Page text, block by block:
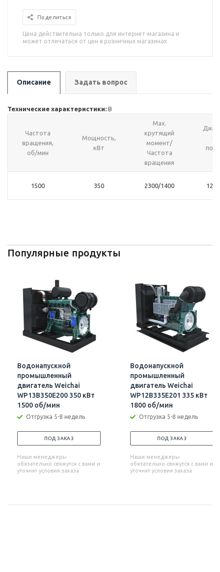
Поделиться
Цена действительна только для интернет-магазина и
может отличаться от цен в розничных магазинах
Описание Задать вопрос
Технические характеристики: В
Частота
вращения,
об/мин
Мощность,
кВт
Max.
крутящий
момент/
Частота
вращения
1500 350 2300/1400
Популярные продукты
Водонапускной
промышленный
двигатель Weichai
WP13B350E200 350 кВт
1500 об/мин
Отгрузка 5-8 недель
ПОД ЗАКАЗ
Наши менеджеры
обязательно свяжутся с вами и
уточнят условия заказа
Водонапускной
промышленный
двигатель Weichai
WP12B335E201 335 кВт
1800 об/мин
Отгрузка 5-8 недель
ПОД ЗАКАЗ
Наши менеджеры
обязательно свяжутся с вами и
уточнят условия заказа